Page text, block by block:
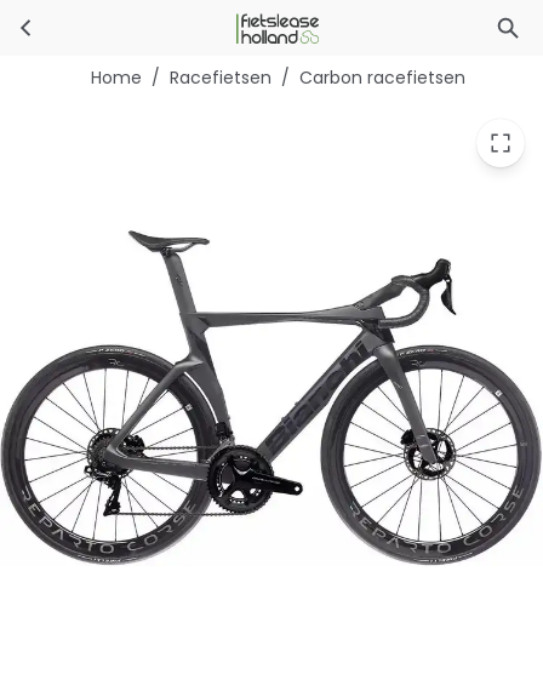
Ga naar hoofdinhoud
Bianchi Oltre Pro Dura-Ace
Home / Racefietsen / Carbon racefietsen